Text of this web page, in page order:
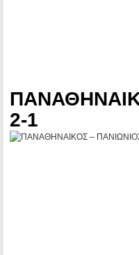
2-1